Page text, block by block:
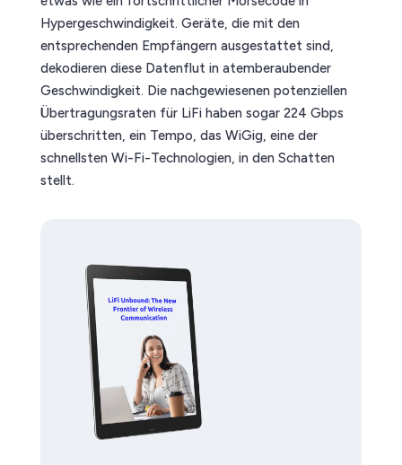
Hypergeschwindigkeit. Geräte, die mit den
entsprechenden Empfängern ausgestattet sind,
dekodieren diese Datenflut in atemberaubender
Geschwindigkeit. Die nachgewiesenen potenziellen
Übertragungsraten für LiFi haben sogar 224 Gbps
überschritten, ein Tempo, das WiGig, eine der
schnellsten Wi-Fi-Technologien, in den Schatten
stellt.